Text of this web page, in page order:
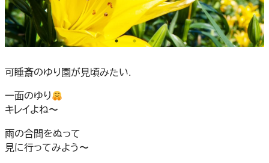
可睡斎のゆり園が見頃みたい.
一面のゆり
キレイよね〜
雨の合間をぬって
見に行ってみよう〜